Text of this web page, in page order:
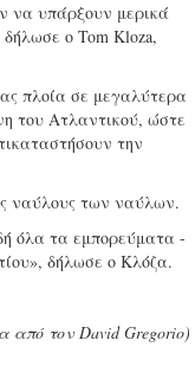
να υπάρξουν μερικά
ο Tom Kloza,
πλοία σε μεγαλύτερα
του Ατλαντικού, ώστε
την
ναύλους των ναύλων.
όλα τα εμπορεύματα -
δήλωσε ο Κλόζα.
από τον David Gregorio)